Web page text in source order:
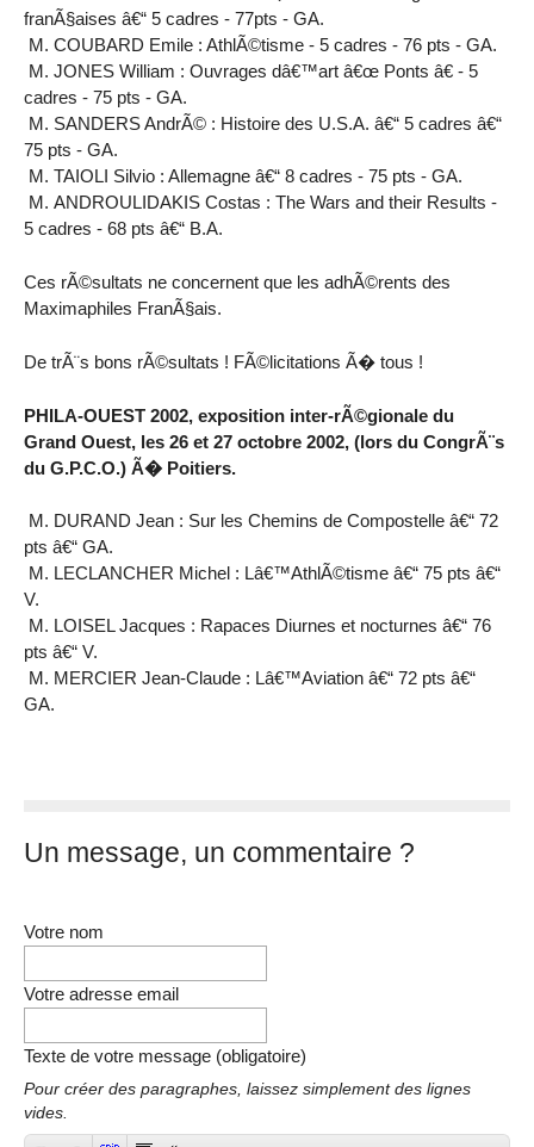
franÃ§aises â€“ 5 cadres - 77pts - GA.
M. COUBARD Emile : AthlÃ©tisme - 5 cadres - 76 pts - GA.
M. JONES William : Ouvrages dâ€™art â€œ Ponts â€ - 5
cadres - 75 pts - GA.
M. SANDERS AndrÃ© : Histoire des U.S.A. â€“ 5 cadres â€“
75 pts - GA.
M. TAIOLI Silvio : Allemagne â€“ 8 cadres - 75 pts - GA.
M. ANDROULIDAKIS Costas : The Wars and their Results -
5 cadres - 68 pts â€“ B.A.
Ces rÃ©sultats ne concernent que les adhÃ©rents des
Maximaphiles FranÃ§ais.
De trÃ¨s bons rÃ©sultats ! FÃ©licitations Ã� tous !
PHILA-OUEST 2002, exposition inter-rÃ©gionale du
Grand Ouest, les 26 et 27 octobre 2002, (lors du CongrÃ¨s
du G.P.C.O.) Ã� Poitiers.
M. DURAND Jean : Sur les Chemins de Compostelle â€“ 72
pts â€“ GA.
M. LECLANCHER Michel : Lâ€™AthlÃ©tisme â€“ 75 pts â€“
V.
M. LOISEL Jacques : Rapaces Diurnes et nocturnes â€“ 76
pts â€“ V.
M. MERCIER Jean-Claude : Lâ€™Aviation â€“ 72 pts â€“
GA.
Un message, un commentaire ?
Votre nom
Votre adresse email
Texte de votre message (obligatoire)
Pour créer des paragraphes, laissez simplement des lignes
vides.